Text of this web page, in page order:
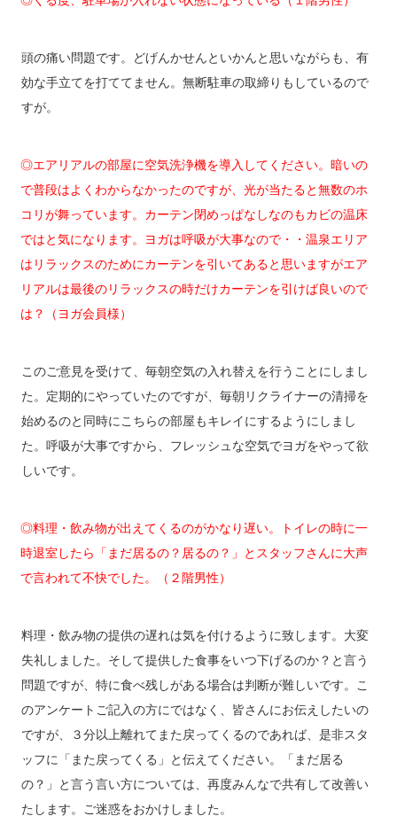
頭の痛い問題です。どげんかせんといかんと思いながらも、有
効な手立てを打ててません。無断駐車の取締りもしているので
すが。
◎エアリアルの部屋に空気洗浄機を導入してください。暗いの
で普段はよくわからなかったのですが、光が当たると無数のホ
コリが舞っています。カーテン閉めっぱなしなのもカビの温床
ではと気になります。ヨガは呼吸が大事なので・・温泉エリア
はリラックスのためにカーテンを引いてあると思いますがエア
リアルは最後のリラックスの時だけカーテンを引けば良いので
は？（ヨガ会員様）
このご意見を受けて、毎朝空気の入れ替えを行うことにしまし
た。定期的にやっていたのですが、毎朝リクライナーの清掃を
始めるのと同時にこちらの部屋もキレイにするようにしまし
た。呼吸が大事ですから、フレッシュな空気でヨガをやって欲
しいです。
◎料理・飲み物が出えてくるのがかなり遅い。トイレの時に一
時退室したら「まだ居るの？居るの？」とスタッフさんに大声
で言われて不快でした。（２階男性）
料理・飲み物の提供の遅れは気を付けるように致します。大変
失礼しました。そして提供した食事をいつ下げるのか？と言う
問題ですが、特に食べ残しがある場合は判断が難しいです。こ
のアンケートご記入の方にではなく、皆さんにお伝えしたいの
ですが、３分以上離れてまた戻ってくるのであれば、是非スタ
ッフに「また戻ってくる」と伝えてください。「まだ居る
の？」と言う言い方については、再度みんなで共有して改善い
たします。ご迷惑をおかけしました。